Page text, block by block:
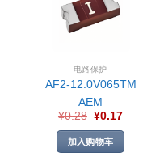
电路保护
AF2-12.0V065TM
AEM
¥0.28 ¥0.17
加入购物车